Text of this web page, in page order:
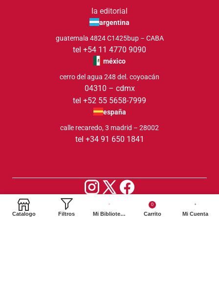
la editorial
argentina
guatemala 4824 C1425bup – CABA
tel +54 11 4770 9090
méxico
cerro del agua 248 del. coyoacán
04310 – cdmx
tel +52 55 5658-7999
españa
calle recaredo, 3 madrid – 28002
tel +34 91 650 1841
2024. Siglo XXI Editores Argentina ©️. Todos los derechos
reservados
Catalogo Filtros Mi Biblioteca
0
Carrito Mi Cuenta